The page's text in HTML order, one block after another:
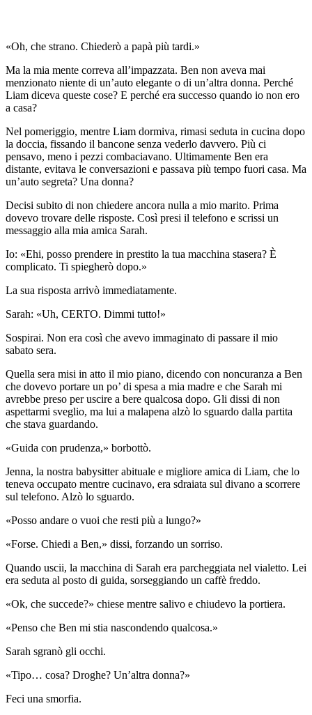
«Oh, che strano. Chiederò a papà più tardi.»
Ma la mia mente correva all’impazzata. Ben non aveva mai
menzionato niente di un’auto elegante o di un’altra donna. Perché
Liam diceva queste cose? E perché era successo quando io non ero
a casa?
Nel pomeriggio, mentre Liam dormiva, rimasi seduta in cucina dopo
la doccia, fissando il bancone senza vederlo davvero. Più ci
pensavo, meno i pezzi combaciavano. Ultimamente Ben era
distante, evitava le conversazioni e passava più tempo fuori casa. Ma
un’auto segreta? Una donna?
Decisi subito di non chiedere ancora nulla a mio marito. Prima
dovevo trovare delle risposte. Così presi il telefono e scrissi un
messaggio alla mia amica Sarah.
Io: «Ehi, posso prendere in prestito la tua macchina stasera? È
complicato. Ti spiegherò dopo.»
La sua risposta arrivò immediatamente.
Sarah: «Uh, CERTO. Dimmi tutto!»
Sospirai. Non era così che avevo immaginato di passare il mio
sabato sera.
Quella sera misi in atto il mio piano, dicendo con noncuranza a Ben
che dovevo portare un po’ di spesa a mia madre e che Sarah mi
avrebbe preso per uscire a bere qualcosa dopo. Gli dissi di non
aspettarmi sveglio, ma lui a malapena alzò lo sguardo dalla partita
che stava guardando.
«Guida con prudenza,» borbottò.
Jenna, la nostra babysitter abituale e migliore amica di Liam, che lo
teneva occupato mentre cucinavo, era sdraiata sul divano a scorrere
sul telefono. Alzò lo sguardo.
«Posso andare o vuoi che resti più a lungo?»
«Forse. Chiedi a Ben,» dissi, forzando un sorriso.
Quando uscii, la macchina di Sarah era parcheggiata nel vialetto. Lei
era seduta al posto di guida, sorseggiando un caffè freddo.
«Ok, che succede?» chiese mentre salivo e chiudevo la portiera.
«Penso che Ben mi stia nascondendo qualcosa.»
Sarah sgranò gli occhi.
«Tipo… cosa? Droghe? Un’altra donna?»
Feci una smorfia.